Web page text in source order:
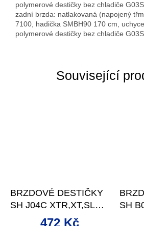
Související
BRZDOVÉ DESTIČKY
SH J04C XTR,XT,SLX
KOV.S CHLAD.
472 Kč
SH
polymerové destičky bez chladiče
zadní brzda: natlakovaná (napojený
7100, hadička SMBH90 170 cm,
polymerové destičky bez chladiče